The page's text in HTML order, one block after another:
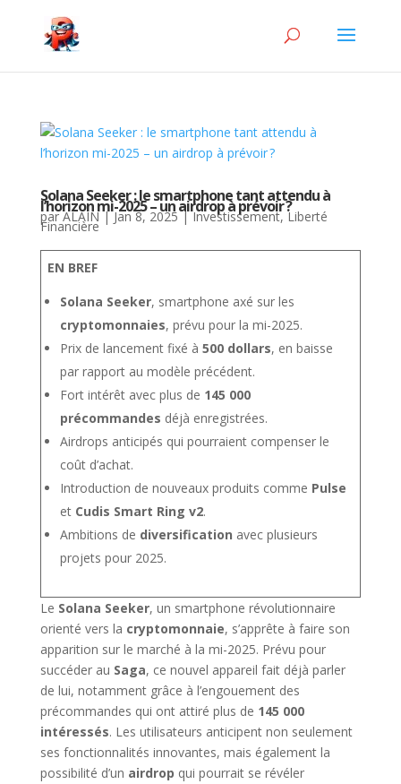
Solana Seeker : le smartphone tant attendu à
l’horizon mi-2025 – un airdrop à prévoir ?
parALAIN|Jan 8, 2025|Investissement, Liberté
Financière
EN BREF
Solana Seeker, smartphone axé sur les
cryptomonnaies, prévu pour la mi-2025.
Prix de lancement fixé à 500 dollars, en baisse
par rapport au modèle précédent.
Fort intérêt avec plus de 145 000
précommandes déjà enregistrées.
Airdrops anticipés qui pourraient compenser le
coût d’achat.
Introduction de nouveaux produits comme Pulse
et Cudis Smart Ring v2.
Ambitions de diversification avec plusieurs
projets pour 2025.
Le Solana Seeker, un smartphone révolutionnaire
orienté vers la cryptomonnaie, s’apprête à faire son
apparition sur le marché à la mi-2025. Prévu pour
succéder au Saga, ce nouvel appareil fait déjà parler
de lui, notamment grâce à l’engouement des
précommandes qui ont attiré plus de 145 000
intéressés. Les utilisateurs anticipent non seulement
ses fonctionnalités innovantes, mais également la
possibilité d’un airdrop qui pourrait se révéler